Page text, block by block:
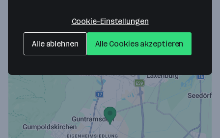
Hier findest du uns
Cookie-Einstellungen
Alle ablehnen Alle Cookies akzeptieren